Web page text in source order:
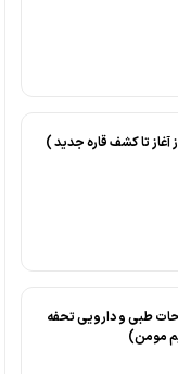
آغاز تا کشف قاره جدید )
طبی و دارویی تحفه
مومن)